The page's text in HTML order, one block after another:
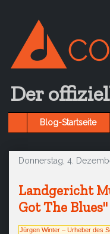
Der
Blog-Startseite
Donnerstag, 4.
Landgericht
Got The
Jürgen Winter – Urheber des